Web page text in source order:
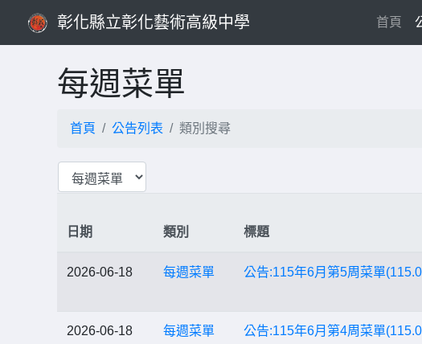
彰化縣立彰化藝術高級中學 首頁
每週菜單
首頁 公告列表 類別搜尋
日期 類別 標題
2026-06-18 每週菜單 公告:115年6月第5周菜單
2026-06-18 每週菜單 公告:115年6月第4周菜單